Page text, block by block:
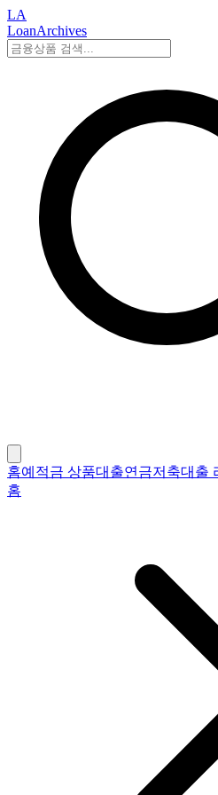
LA
LoanArchives
홈예적금 상품대출연금저축대출
홈